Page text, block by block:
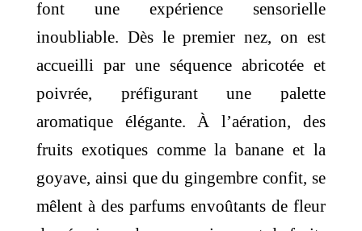
font une expérience sensorielle
inoubliable. Dès le premier nez, on est
accueilli par une séquence abricotée et
poivrée, préfigurant une palette
aromatique élégante. À l’aération, des
fruits exotiques comme la banane et la
goyave, ainsi que du gingembre confit, se
mêlent à des parfums envoûtants de fleur